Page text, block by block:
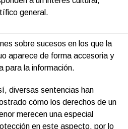
general.
sobre sucesos en los que la
aparece de forma accesoria y
para la información.
diversas sentencias han
cómo los derechos de un
merecen una especial
en este aspecto, por lo